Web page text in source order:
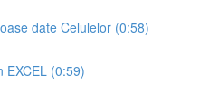
date Celulelor (0:58)
EXCEL (0:59)